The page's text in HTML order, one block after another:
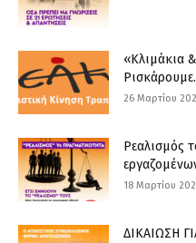
«Κλιμάκια
26 Μαρτίου
Ρεαλισμός
18 Μαρτίου
ΔΙΚΑΙΩΣΗ